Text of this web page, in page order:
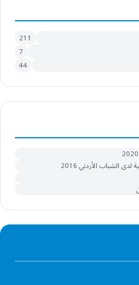
211
7
44
الشباب الأردني 2016